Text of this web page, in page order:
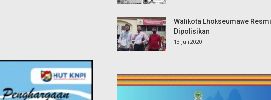
Walikota Lhokseumawe Resmi
Dipolisikan
13 Juli 2020